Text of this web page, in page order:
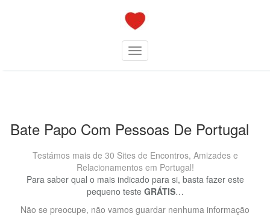
Toggle navigation
Bate Papo Com Pessoas De Portugal
Testámos mais de 30 Sites de Encontros, Amizades e
Relacionamentos em Portugal!
Para saber qual o mais indicado para si, basta fazer este
pequeno teste GRÁTIS…
Não se preocupe, não vamos guardar nenhuma informação